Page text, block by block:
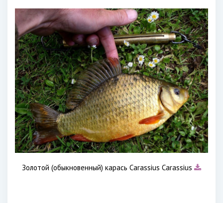
Золотой (обыкновенный) карась Carassius Carassius